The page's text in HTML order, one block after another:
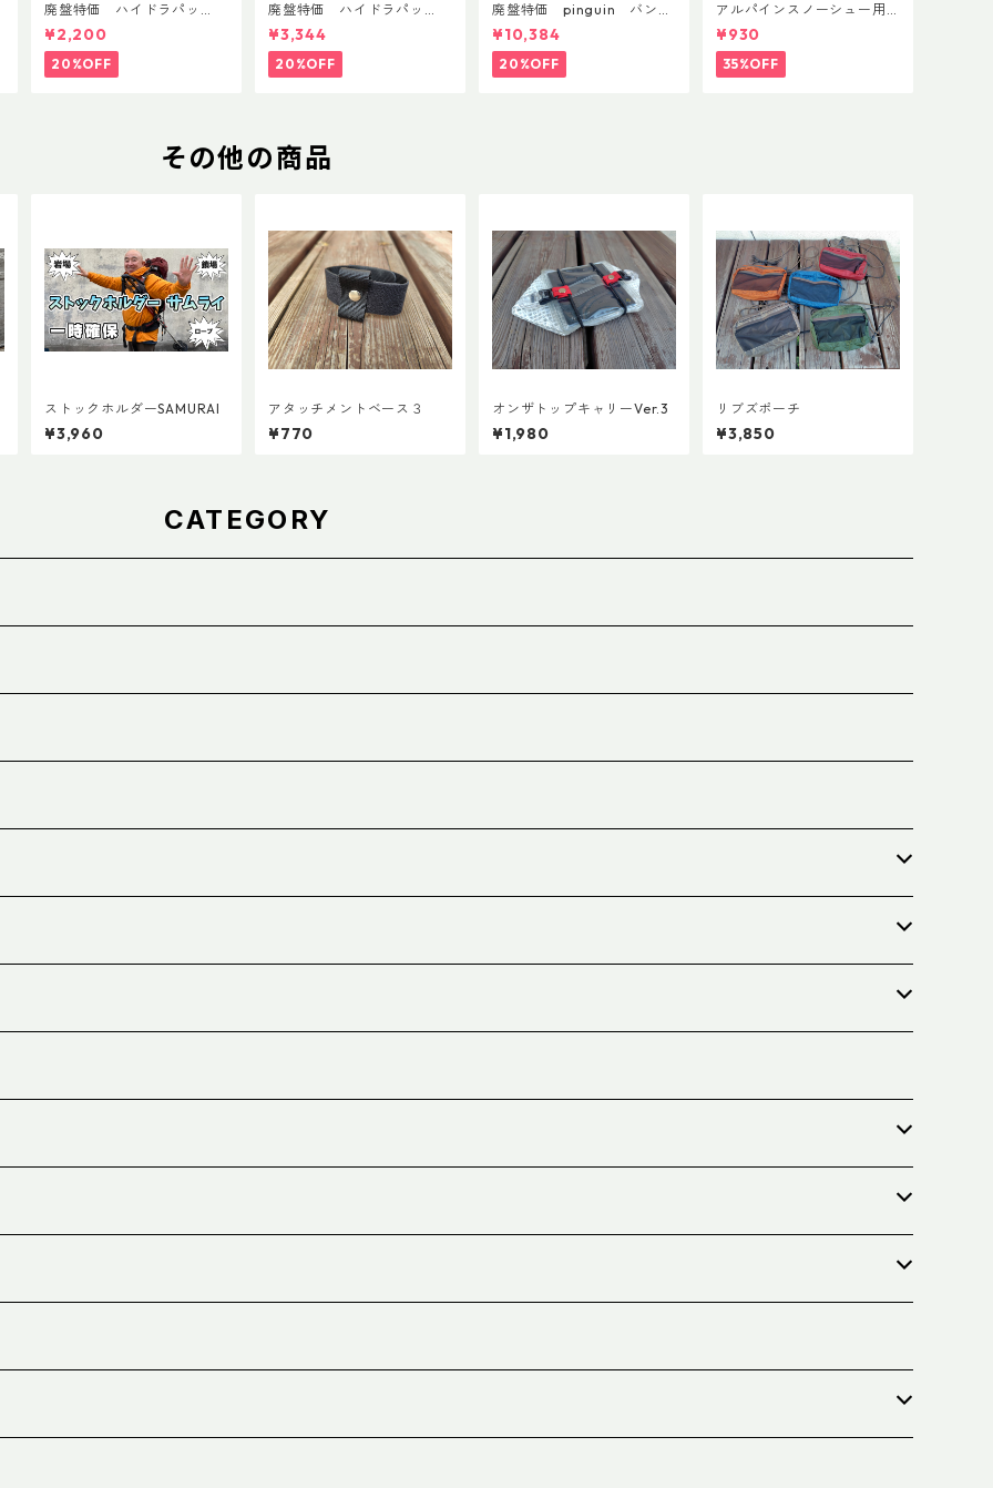
廃盤特価 ハイドラパッ
ク リーコン ツイスト＆シ
ップ 500ml
¥2,200
20%OFF
廃盤特価 ハイドラパッ
ク フラックス 750ml
¥3,344
20%OFF
廃盤特価 pinguin バンブ
ーFLフォーム(ペア)
¥10,384
20%OFF
アルパインスノーシュー用
ストラップキャッチ(ペア)
¥930
35%OFF
その他の商品
ストックホルダーSAMURAI
¥3,960
アタッチメントベース３
¥770
オンザトップキャリーVer.3
¥1,980
リブズポーチ
¥3,850
CATEGORY